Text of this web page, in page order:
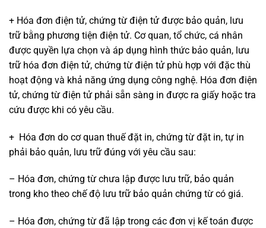
+ Hóa đơn điện tử, chứng từ điện tử được bảo quản, lưu
trữ bằng phương tiện điện tử. Cơ quan, tổ chức, cá nhân
được quyền lựa chọn và áp dụng hình thức bảo quản, lưu
trữ hóa đơn điện tử, chứng từ điện tử phù hợp với đặc thù
hoạt động và khả năng ứng dụng công nghệ. Hóa đơn điện
tử, chứng từ điện tử phải sẵn sàng in được ra giấy hoặc tra
cứu được khi có yêu cầu.
+ Hóa đơn do cơ quan thuế đặt in, chứng từ đặt in, tự in
phải bảo quản, lưu trữ đúng với yêu cầu sau:
– Hóa đơn, chứng từ chưa lập được lưu trữ, bảo quản
trong kho theo chế độ lưu trữ bảo quản chứng từ có giá.
– Hóa đơn, chứng từ đã lập trong các đơn vị kế toán được